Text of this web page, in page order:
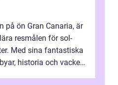
på ön Gran Canaria, är
resmålen för sol-
Med sina fantastiska
historia och vacker